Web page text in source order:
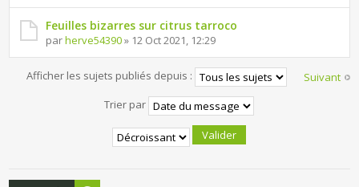
Feuilles bizarres sur citrus tarroco
parherve54390» 12 Oct 2021, 12:29
Suivant
Afficher les sujets publiés depuis :
Trier par